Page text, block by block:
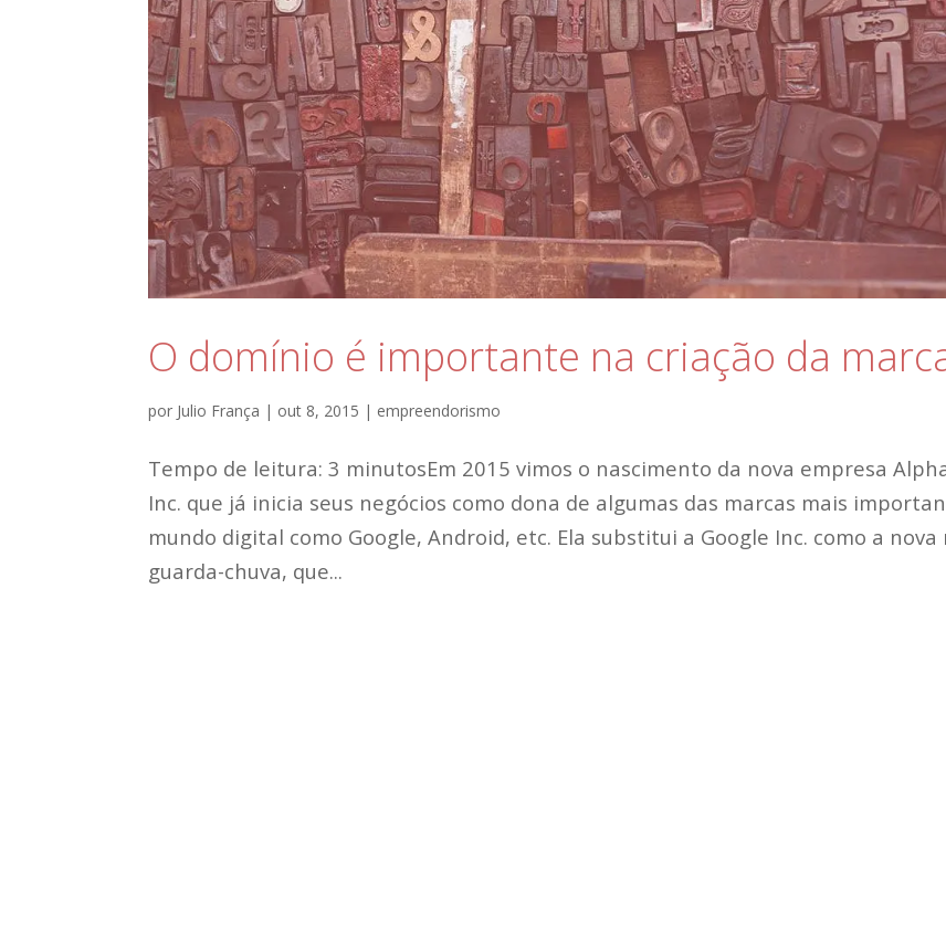
O domínio é importante na criação da
por Julio França | out 8, 2015 | empreendorismo
Tempo de leitura: 3 minutosEm 2015 vimos o nascimento da nova empresa
Inc. que já inicia seus negócios como dona de algumas das marcas mais
mundo digital como Google, Android, etc. Ela substitui a Google Inc. como a nova
guarda-chuva, que...